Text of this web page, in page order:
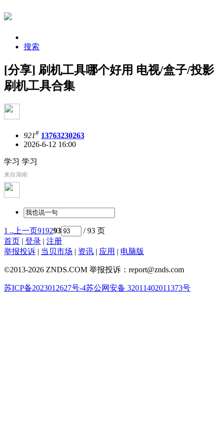
搜索
[分享] 刷机工具哪个好用 电视/盒子/投影
刷机工具合集
921# 13763230263
2026-6-12 16:00
学习 学习
来自湖南
1 .. 上一页919293
/ 93 页
首页 | 登录 | 注册
举报投诉 | 当贝市场 | 资讯 | 应用 | 电脑版
©2013-2026 ZNDS.COM 举报投诉：report@znds.com
苏ICP备2023012627号-4苏公网安备 32011402011373号